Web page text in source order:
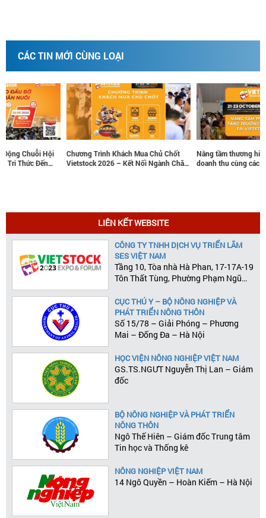
CÁC TIN MỚI CÙNG LOẠI
Chương Trình Khách Mua Chủ Chốt
Vietstock 2026 – Kết Nối Ngành Chăn
Nâng tầm thương hiệu, tăng trưởng
doanh thu cùng các gói tài trợ chiến
LIÊN KẾT WEBSITE
CÔNG TY TNHH DỊCH VỤ TRIỂN LÃM
SES VIỆT NAM
Tầng 10, Tòa nhà Hà Phan, 17-17A-19
Tôn Thất Tùng, Phường Phạm Ngũ
CỤC THÚ Y – BỘ NÔNG NGHIỆP VÀ
PHÁT TRIỂN NÔNG THÔN
Số 15/78 – Giải Phóng – Phương
Mai – Đống Đa – Hà Nội
HỌC VIỆN NÔNG NGHIỆP VIỆT NAM
GS.TS.NGƯT Nguyễn Thị Lan – Giám
đốc
BỘ NÔNG NGHIỆP VÀ PHÁT TRIỂN
NÔNG THÔN
Ngô Thế Hiên – Giám đốc Trung tâm
Tin học và Thống kê
NÔNG NGHIỆP VIỆT NAM
14 Ngô Quyền – Hoàn Kiếm – Hà Nội